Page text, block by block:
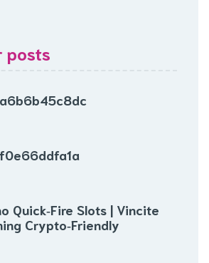
posts
Quick‑Fire Slots | Vincite
Crypto‑Friendly